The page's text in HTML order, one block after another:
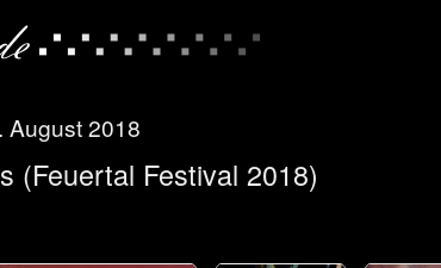
August 2018
(Feuertal Festival 2018)